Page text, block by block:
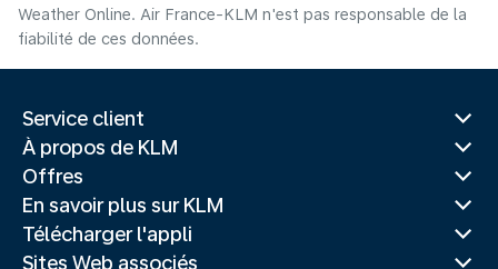
Weather Online. Air France-KLM n'est pas responsable de la
fiabilité de ces données.
Service client
À propos de KLM
Offres
En savoir plus sur KLM
Télécharger l'appli
Sites Web associés